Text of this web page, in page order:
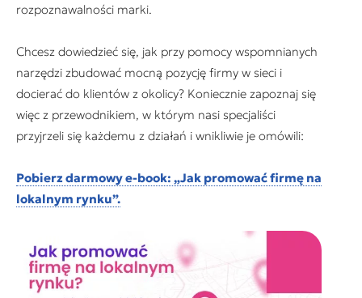
rozpoznawalności marki.
Chcesz dowiedzieć się, jak przy pomocy wspomnianych
narzędzi zbudować mocną pozycję firmy w sieci i
docierać do klientów z okolicy? Koniecznie zapoznaj się
więc z przewodnikiem, w którym nasi specjaliści
przyjrzeli się każdemu z działań i wnikliwie je omówili:
Pobierz darmowy e-book: „Jak promować firmę na
lokalnym rynku”.